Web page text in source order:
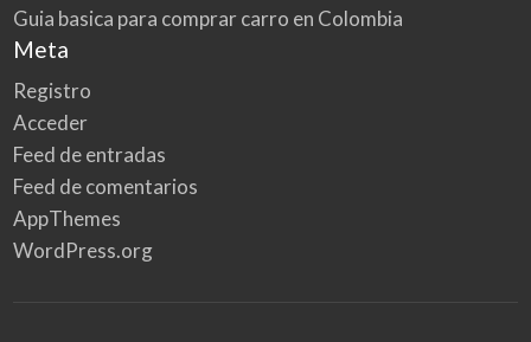
Guia basica para comprar carro en Colombia
Meta
Registro
Acceder
Feed de entradas
Feed de comentarios
AppThemes
WordPress.org